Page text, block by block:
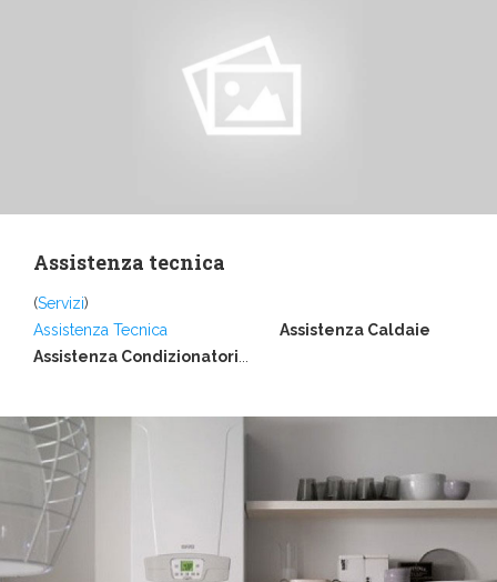
Assistenza tecnica
(Servizi)
Assistenza Tecnica
Assistenza Caldaie
Assistenza Condizionatori